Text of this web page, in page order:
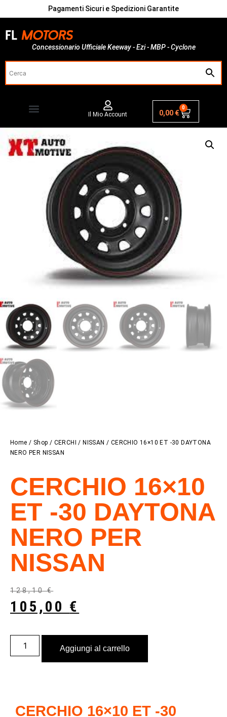
Pagamenti Sicuri e Spedizioni Garantite
Concessionario Ufficiale Keeway - Ezi - MBP - Cyclone
Il Mio Account 0,00 €
0
Home / Shop / CERCHI /NISSAN / CERCHIO 16×10 ET -30 DAYTONA
NERO PER NISSAN
CERCHIO 16×10
ET -30 DAYTONA
NERO PER
NISSAN
128,10€
105,00 €
Aggiungi al carrello
CERCHIO 16×10 ET -30